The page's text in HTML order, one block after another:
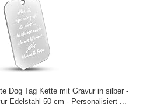
Dog Tag Kette mit Gravur in silber -
Edelstahl 50 cm - Personalisiert ...